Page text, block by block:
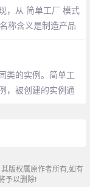
，从 简单工厂 模式
称含义是制造产品
类的实例。简单工
，被创建的实例通
版权属原作者所有,如有
予以删除!